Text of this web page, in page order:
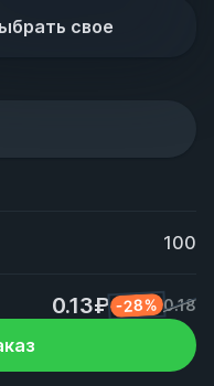
свое
100
0.13₽ -28% 0.18